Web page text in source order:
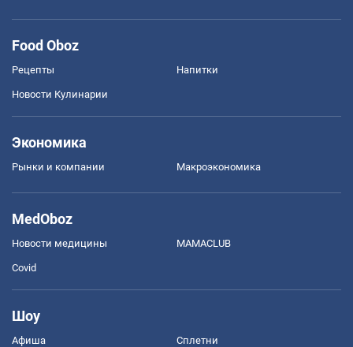
Food Oboz
Рецепты Напитки
Новости Кулинарии
Экономика
Рынки и компании Mакроэкономика
MedOboz
Новости медицины MAMACLUB
Covid
Шоу
Афиша Сплетни